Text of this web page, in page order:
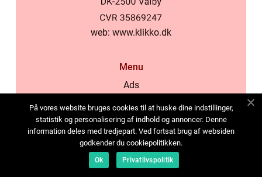
web: www.klikko.dk
Menu
Ads
Cookies
Contact
Sitemap
På vores website bruges cookies til at huske dine indstillinger,
statistik og personalisering af indhold og annoncer. Denne
information deles med tredjepart. Ved fortsat brug af websiden
godkender du cookiepolitikken.
Ok Privatlivspolitik